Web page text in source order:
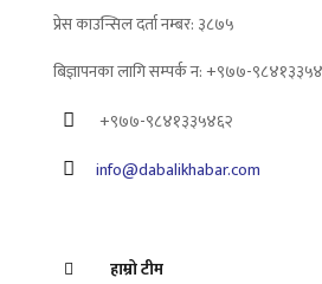
प्रेस काउन्सिल दर्ता नम्बर: ३८७५
बिज्ञापनका लागि सम्पर्क न: +९७७-
+९७७-९८४१३३५४६२
info@dabalikhabar.com
हाम्रो टीम